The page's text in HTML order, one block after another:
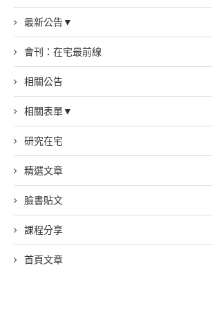
最新公告▼
會刊：在宅最前線
相關公告
相關表單▼
研究在宅
精選文章
臉書貼文
課程分享
首頁文章